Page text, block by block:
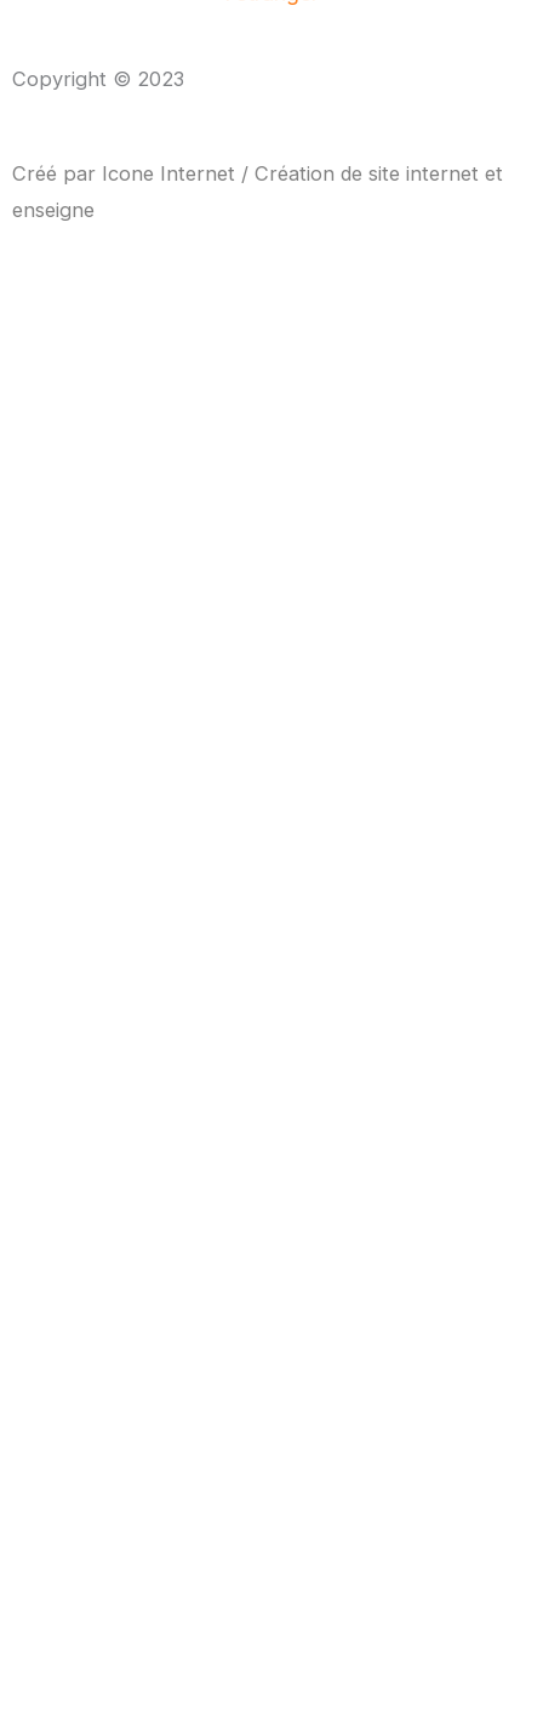
Copyright © 2023
Créé par Icone Internet / Création de site internet et
enseigne